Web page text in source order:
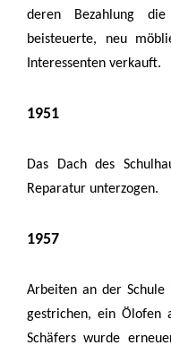
deren Bezahlung
beisteuerte, neu
Interessenten verkauft.
1951
Das Dach des
Reparatur unterzogen.
1957
Arbeiten an der
gestrichen, ein Ölofen
Schäfers wurde